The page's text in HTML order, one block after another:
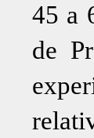
45 a
de